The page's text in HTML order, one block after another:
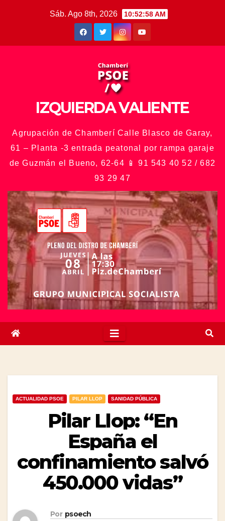
Sáb. Ago 8th, 2026 10:53:00 AM
IZQUIERDA VALIENTE
Agrupación de Chamberí Calle Blasco de Garay,
61 – Planta -3 entrada peatonal por rampa garaje
de Guzmán el Bueno, 62-64 📱 91 543 40 52 / 682
93 29 47
ACTUALIDAD PSOE PILAR LLOP SANIDAD PÚBLICA
Pilar Llop: “En
España el
confinamiento salvó
450.000 vidas”
Por psoech